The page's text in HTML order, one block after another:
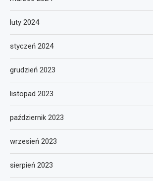
luty 2024
styczeń 2024
grudzień 2023
listopad 2023
październik 2023
wrzesień 2023
sierpień 2023